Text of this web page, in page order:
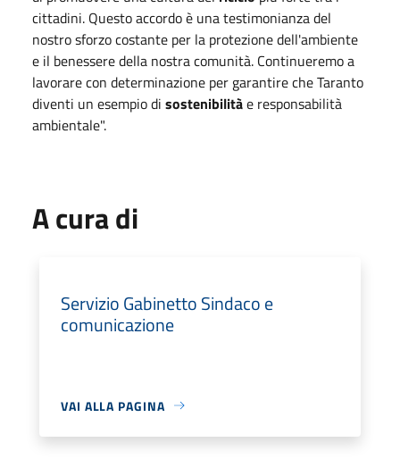
cittadini. Questo accordo è una testimonianza del
nostro sforzo costante per la protezione dell'ambiente
e il benessere della nostra comunità. Continueremo a
lavorare con determinazione per garantire che Taranto
diventi un esempio di sostenibilitàe responsabilità
ambientale".
A cura di
Servizio Gabinetto Sindaco e
comunicazione
VAI ALLA PAGINA